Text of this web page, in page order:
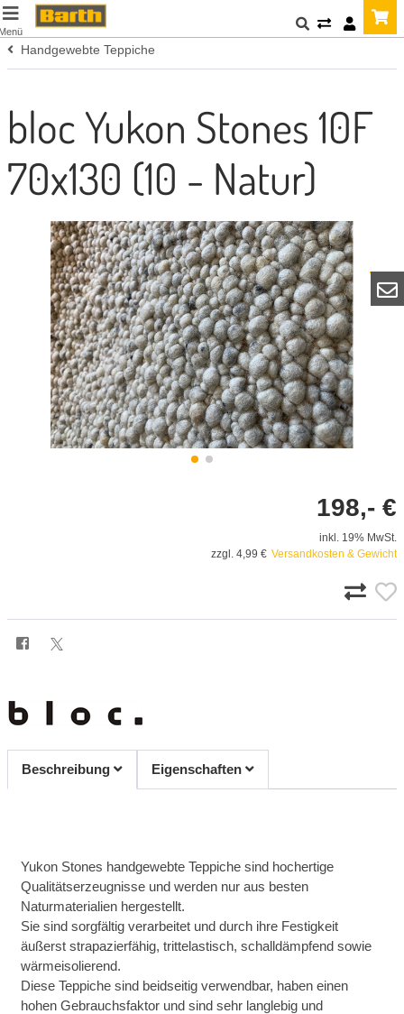
Handgewebte Teppiche
bloc Yukon Stones 10F
70x130 (10 - Natur)
198,- €
inkl. 19% MwSt.
zzgl. 4,99 € Versandkosten & Gewicht
Beschreibung Eigenschaften
Yukon Stones handgewebte Teppiche sind hochertige
Qualitätserzeugnisse und werden nur aus besten
Naturmaterialien hergestellt.
Sie sind sorgfältig verarbeitet und durch ihre Festigkeit
äußerst strapazierfähig, trittelastisch, schalldämpfend sowie
wärmeisolierend.
Diese Teppiche sind beidseitig verwendbar, haben einen
hohen Gebrauchsfaktor und sind sehr langlebig und